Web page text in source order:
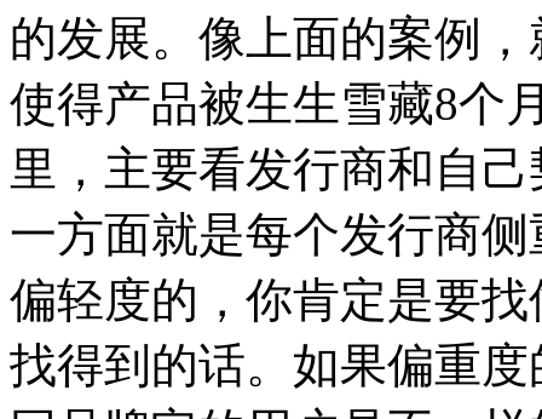
的发展。像上面的案例
使得产品被生生雪藏8个
里，主要看发行商和自
一方面就是每个发行商
偏轻度的，你肯定是要
找得到的话。如果偏重